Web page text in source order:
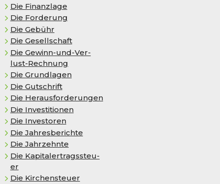
Die Finanzlage
Die Forderung
Die Gebühr
Die Gesellschaft
Die Ge­winn-und-Ver­
lust-Rech­nung
Die Grundlagen
Die Gutschrift
Die Herausforderungen
Die Investitionen
Die Investoren
Die Jahresberichte
Die Jahrzehnte
Die Ka­pi­tal­er­trags­steu­
er
Die Kir­chen­steu­er